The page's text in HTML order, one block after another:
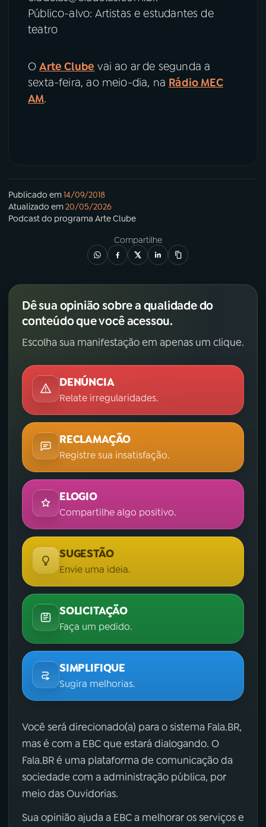
Público-alvo: Artistas e estudantes de
teatro
OArte Clube vai ao ar de segunda a
sexta-feira, ao meio-dia, na Rádio MEC
AM.
Publicado em14/09/2018
Atualizado em20/05/2026
Podcastdo programa Arte Clube
Compartilhe
Dê sua opinião sobre a qualidade do
conteúdo que você acessou.
Escolha sua manifestação em apenas um clique.
DENÚNCIA
Relate irregularidades.
RECLAMAÇÃO
Registre sua insatisfação.
ELOGIO
Compartilhe algo positivo.
SUGESTÃO
Envie uma ideia.
SOLICITAÇÃO
Faça um pedido.
SIMPLIFIQUE
Sugira melhorias.
Você será direcionado(a) para o sistema Fala.BR,
mas é com a EBC que estará dialogando. O
Fala.BR é uma plataforma de comunicação da
sociedade com a administração pública, por
meio das Ouvidorias.
Sua opinião ajuda a EBC a melhorar os serviços e